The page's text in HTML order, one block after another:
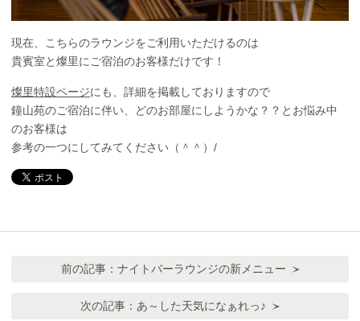
現在、こちらのラウンジをご利用いただけるのは
貴賓室と燦里にご宿泊のお客様だけです！
燦里特設ページにも、詳細を掲載しておりますので
鐘山苑のご宿泊に伴い、どのお部屋にしようかな？？とお悩み中
のお客様は
参考の一つにしてみてください（＾＾）/
前の記事： ナイトバーラウンジの新メニュー
次の記事： あ～した天気になぁれっ♪